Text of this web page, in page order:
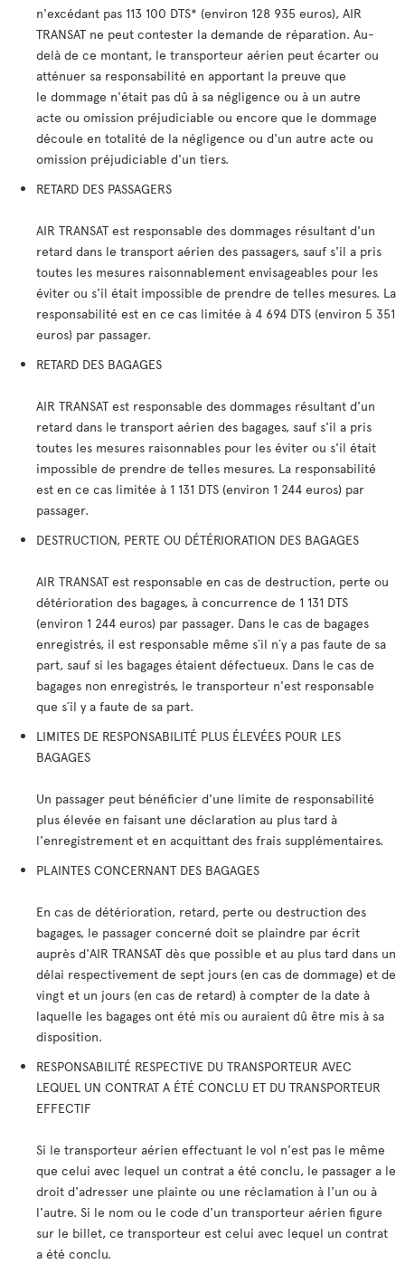
n'excédant pas 113 100 DTS* (environ 128 935 euros), AIR
TRANSAT ne peut contester la demande de réparation. Au-
delà de ce montant, le transporteur aérien peut écarter ou
atténuer sa responsabilité en apportant la preuve que
le dommage n'était pas dû à sa négligence ou à un autre
acte ou omission préjudiciable ou encore que le dommage
découle en totalité de la négligence ou d'un autre acte ou
omission préjudiciable d'un tiers.
RETARD DES PASSAGERS
AIR TRANSAT est responsable des dommages résultant d'un
retard dans le transport aérien des passagers, sauf s'il a pris
toutes les mesures raisonnablement envisageables pour les
éviter ou s'il était impossible de prendre de telles mesures. La
responsabilité est en ce cas limitée à 4 694 DTS (environ 5 351
euros) par passager.
RETARD DES BAGAGES
AIR TRANSAT est responsable des dommages résultant d'un
retard dans le transport aérien des bagages, sauf s'il a pris
toutes les mesures raisonnables pour les éviter ou s'il était
impossible de prendre de telles mesures. La responsabilité
est en ce cas limitée à 1 131 DTS (environ 1 244 euros) par
passager.
DESTRUCTION, PERTE OU DÉTÉRIORATION DES BAGAGES
AIR TRANSAT est responsable en cas de destruction, perte ou
détérioration des bagages, à concurrence de 1 131 DTS
(environ 1 244 euros) par passager. Dans le cas de bagages
enregistrés, il est responsable même s´il n´y a pas faute de sa
part, sauf si les bagages étaient défectueux. Dans le cas de
bagages non enregistrés, le transporteur n'est responsable
que s´il y a faute de sa part.
LIMITES DE RESPONSABILITÉ PLUS ÉLEVÉES POUR LES
BAGAGES
Un passager peut bénéficier d'une limite de responsabilité
plus élevée en faisant une déclaration au plus tard à
l'enregistrement et en acquittant des frais supplémentaires.
PLAINTES CONCERNANT DES BAGAGES
En cas de détérioration, retard, perte ou destruction des
bagages, le passager concerné doit se plaindre par écrit
auprès d'AIR TRANSAT dès que possible et au plus tard dans un
délai respectivement de sept jours (en cas de dommage) et de
vingt et un jours (en cas de retard) à compter de la date à
laquelle les bagages ont été mis ou auraient dû être mis à sa
disposition.
RESPONSABILITÉ RESPECTIVE DU TRANSPORTEUR AVEC
LEQUEL UN CONTRAT A ÉTÉ CONCLU ET DU TRANSPORTEUR
EFFECTIF
Si le transporteur aérien effectuant le vol n'est pas le même
que celui avec lequel un contrat a été conclu, le passager a le
droit d'adresser une plainte ou une réclamation à l'un ou à
l'autre. Si le nom ou le code d'un transporteur aérien figure
sur le billet, ce transporteur est celui avec lequel un contrat
a été conclu.